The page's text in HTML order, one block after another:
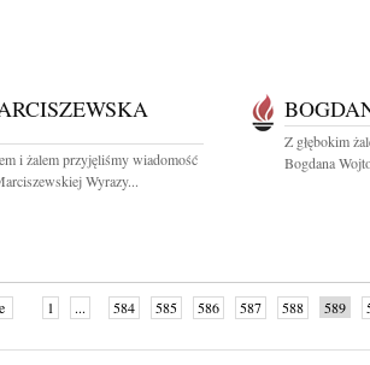
i żalem przyjęliśmy wiadomość
Wyrazy...
Z głębokim
Bogdana
1 ... 584 585 586 587 588 589